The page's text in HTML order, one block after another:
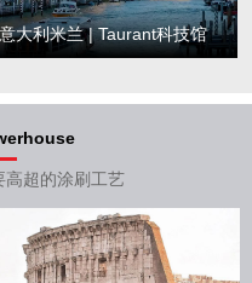
意大利米兰 | Taurant科技馆
高超的涂刷工艺